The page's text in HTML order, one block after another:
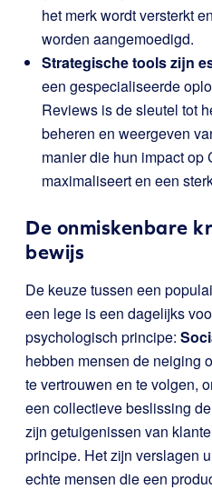
het merk wordt versterkt
worden aangemoedigd.
Strategische tools zijn
een gespecialiseerde
Reviews is de sleutel tot
beheren en weergeven
manier die hun impact op
maximaliseert en een
De onmiskenbare
bewijs
De keuze tussen een
een lege is een dagelijks
psychologisch principe:
hebben mensen de neiging
te vertrouwen en te volgen,
een collectieve beslissing
zijn getuigenissen van
principe. Het zijn verslagen
echte mensen die een